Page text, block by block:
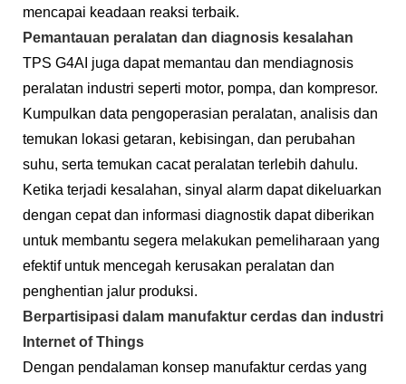
mencapai keadaan reaksi terbaik.
Pemantauan peralatan dan diagnosis kesalahan
TPS G4AI juga dapat memantau dan mendiagnosis
peralatan industri seperti motor, pompa, dan kompresor.
Kumpulkan data pengoperasian peralatan, analisis dan
temukan lokasi getaran, kebisingan, dan perubahan
suhu, serta temukan cacat peralatan terlebih dahulu.
Ketika terjadi kesalahan, sinyal alarm dapat dikeluarkan
dengan cepat dan informasi diagnostik dapat diberikan
untuk membantu segera melakukan pemeliharaan yang
efektif untuk mencegah kerusakan peralatan dan
penghentian jalur produksi.
Berpartisipasi dalam manufaktur cerdas dan industri
Internet of Things
Dengan pendalaman konsep manufaktur cerdas yang